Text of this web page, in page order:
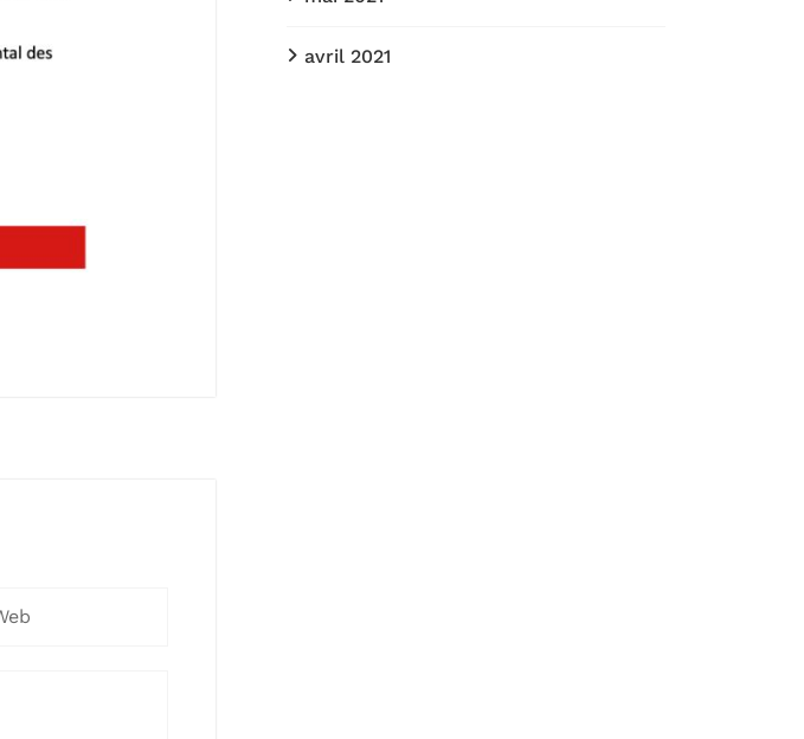
avril 2021